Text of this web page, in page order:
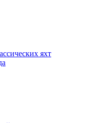
яхт